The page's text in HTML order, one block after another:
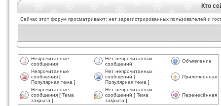
Кто
Сейчас этот форум просматривают: нет зарегистрированных пользователей и
Непрочитанные
сообщения
Нет непрочитанных
сообщений
Объявление
Непрочитанные
сообщения [
Популярная тема ]
Нет непрочитанных
сообщений [
Популярная тема ]
Прилепленная
Непрочитанные
сообщения [ Тема
закрыта ]
Нет непрочитанных
сообщений [ Тема
закрыта ]
Перенесённая